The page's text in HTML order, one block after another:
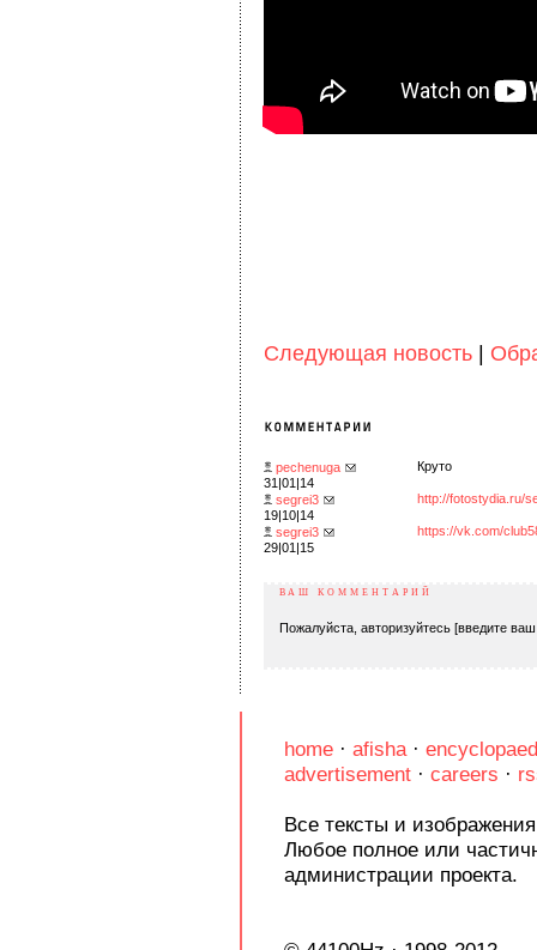
Следующая новость
pechenuga
31|01|14
Круто
segrei3
19|10|14
http://fotostydia.ru/
segrei3
29|01|15
https://vk.com/
ВАШ КОММЕНТАРИЙ
Пожалуйста, авторизуйтесь [введите
home · afisha·
advertisement · careers ·
Все тексты и
Любое полное или
администрации проекта.